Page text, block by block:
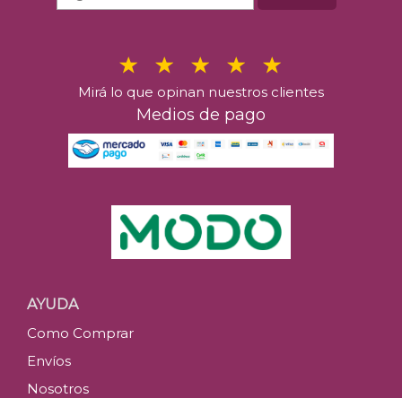
Mirá lo que opinan nuestros clientes
Medios de pago
AYUDA
Como Comprar
Envíos
Nosotros